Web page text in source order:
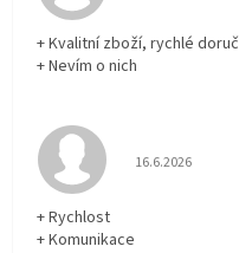
+ Kvalitní zboží, rychlé
+ Nevím o nich
Hodnocení
16.6.2026
+ Rychlost
+ Komunikace